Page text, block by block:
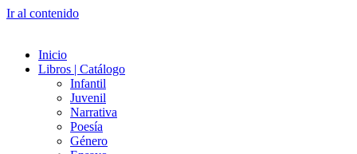
Ir al contenido
Inicio
Libros | Catálogo
Infantil
Juvenil
Narrativa
Poesía
Género